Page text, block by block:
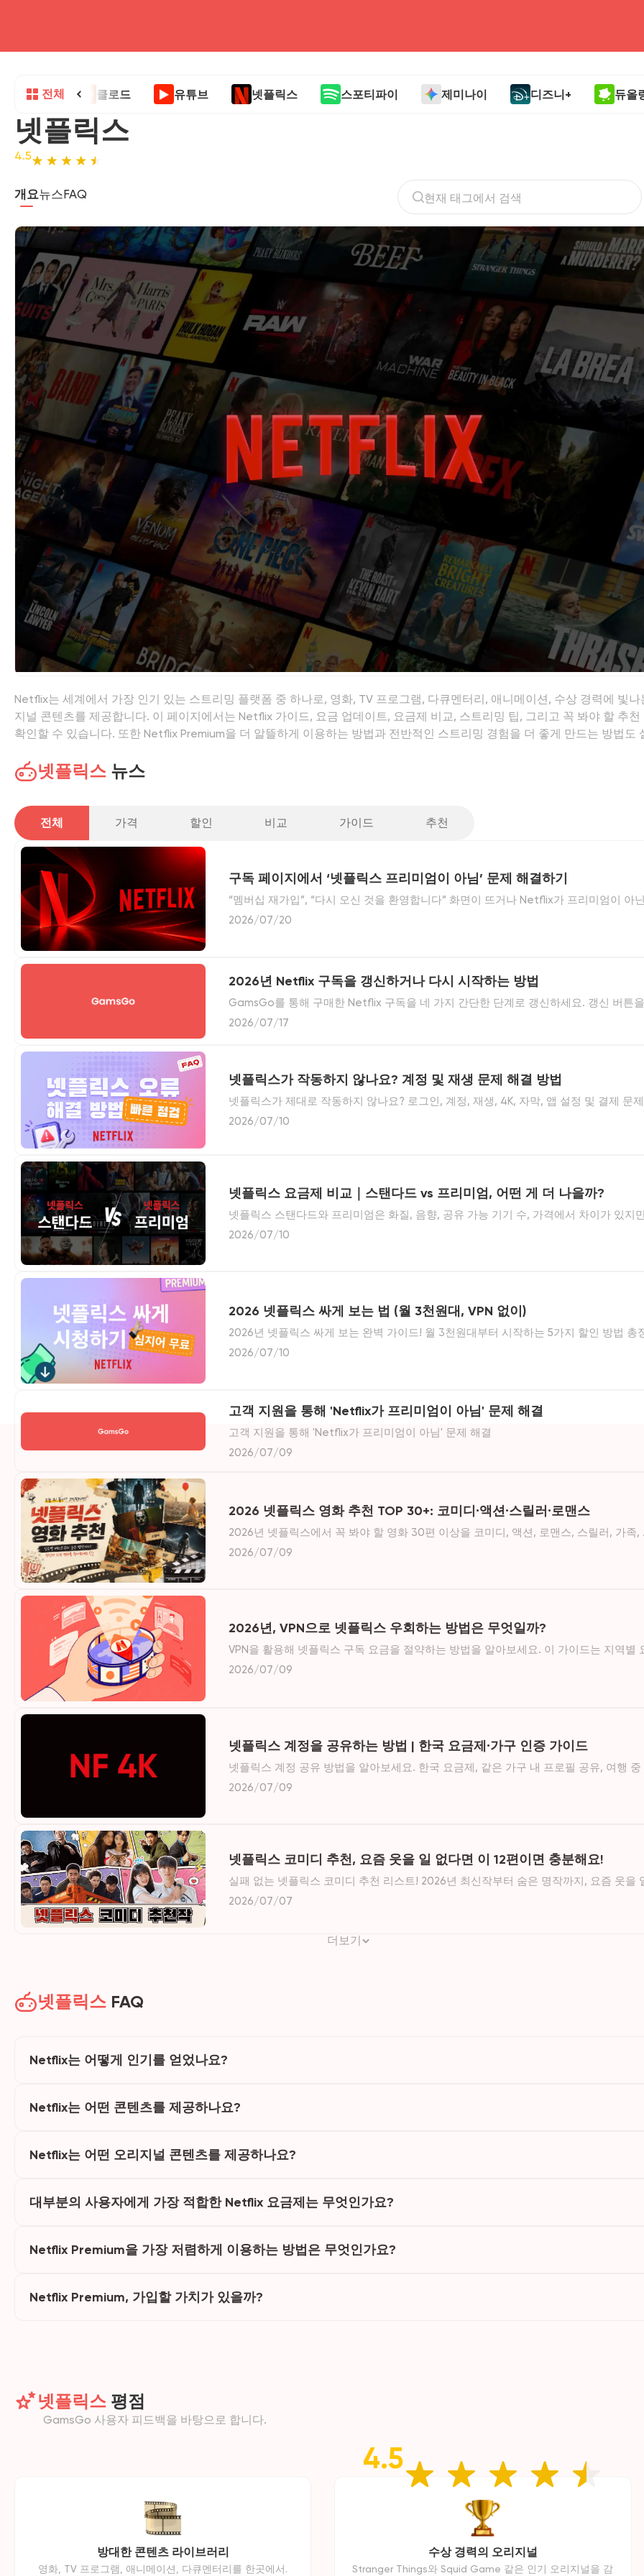
전체 클로드 유튜브 넷플릭스 스포티파이 제미나이 디즈니+ 듀올
넷플릭스
4.5
개요뉴스FAQ
Netflix는 세계에서 가장 인기 있는 스트리밍 플랫폼 중 하나로, 영화, TV 프로그램, 다큐멘터리, 애니메이션, 수상 경력에 빛나
지널 콘텐츠를 제공합니다. 이 페이지에서는 Netflix 가이드, 요금 업데이트, 요금제 비교, 스트리밍 팁, 그리고 꼭 봐야 할 추천
확인할 수 있습니다. 또한 Netflix Premium을 더 알뜰하게 이용하는 방법과 전반적인 스트리밍 경험을 더 좋게 만드는 방법도
넷플릭스 뉴스
전체 가격 할인 비교 가이드 추천
구독 페이지에서 ‘넷플릭스 프리미엄이 아님’ 문제 해결하기
“멤버십 재가입”, “다시 오신 것을 환영합니다” 화면이 뜨거나 Netflix가 프리미엄이 아닌
요? 이 가이드에 따라 구독 페이지에서 직접 “넷플릭스 프리미엄이 아님” 문제를 해결하
2026/07/20
2026년 Netflix 구독을 갱신하거나 다시 시작하는 방법
GamsGo를 통해 구매한 Netflix 구독을 네 가지 간단한 단계로 갱신하세요. 갱신 버튼을
찾는 방법, 이용 기간 선택, 결제 완료, 일반적인 갱신 문제 해결 방법을 알아보세요.
2026/07/17
넷플릭스가 작동하지 않나요? 계정 및 재생 문제 해결 방법
넷플릭스가 제대로 작동하지 않나요? 로그인, 계정, 재생, 4K, 자막, 앱 설정 및 결제 문제
결 방법을 확인해 보세요.
2026/07/10
넷플릭스 요금제 비교｜스탠다드 vs 프리미엄, 어떤 게 더 나을까?
넷플릭스 스탠다드와 프리미엄은 화질, 음향, 공유 가능 기기 수, 가격에서 차이가 있지
프리미엄을 더 저렴하게 이용하는 방법도 있어요. 전체 비교와 절약 팁을 확인해 보세요!
2026/07/10
2026 넷플릭스 싸게 보는 법 (월 3천원대, VPN 없이)
2026년 넷플릭스 싸게 보는 완벽 가이드! 월 3천원대부터 시작하는 5가지 할인 방법 총
리. GamsGo 공유구독부터 멤버십 혜택까지, 당신에게 딱 맞는 방법을 찾아보세요.
2026/07/10
고객 지원을 통해 'Netflix가 프리미엄이 아님' 문제 해결
고객 지원을 통해 'Netflix가 프리미엄이 아님' 문제 해결
2026/07/09
2026 넷플릭스 영화 추천 TOP 30+: 코미디·액션·스릴러·로맨스
2026년 넷플릭스에서 꼭 봐야 할 영화 30편 이상을 코미디, 액션, 로맨스, 스릴러, 가족,
국 영화까지 장르별로 정리했습니다. 신작 캘린더, 평점, 줄거리, 추천 대상까지 한눈에 확
인하세요.
2026/07/09
2026년, VPN으로 넷플릭스 우회하는 방법은 무엇일까?
VPN을 활용해 넷플릭스 구독 요금을 절약하는 방법을 알아보세요. 이 가이드는 지역별
금제를 우회해 스트리밍 비용을 줄이는 실용 팁을 소개합니다.
2026/07/09
넷플릭스 계정을 공유하는 방법 | 한국 요금제·가구 인증 가이드
넷플릭스 계정 공유 방법을 알아보세요. 한국 요금제, 같은 가구 내 프로필 공유, 여행 중
기 인증, 가구 외 이용 시 주의사항까지 한눈에 정리했습니다.
2026/07/09
넷플릭스 코미디 추천, 요즘 웃을 일 없다면 이 12편이면 충분해요!
실패 없는 넷플릭스 코미디 추천 리스트! 2026년 최신작부터 숨은 명작까지, 요즘 웃을
없는 당신을 위해 빵빵 터지는 12편을 엄선했습니다. 정주행 준비 필렉스!
2026/07/07
더보기
넷플릭스 FAQ
Netflix는 어떻게 인기를 얻었나요?
Netflix는 어떤 콘텐츠를 제공하나요?
Netflix는 어떤 오리지널 콘텐츠를 제공하나요?
대부분의 사용자에게 가장 적합한 Netflix 요금제는 무엇인가요?
Netflix Premium을 가장 저렴하게 이용하는 방법은 무엇인가요?
Netflix Premium, 가입할 가치가 있을까?
넷플릭스 평점
GamsGo 사용자 피드백을 바탕으로 합니다.
4.5
방대한 콘텐츠 라이브러리
영화, TV 프로그램, 애니메이션, 다큐멘터리를 한곳에서.
수상 경력의 오리지널
Stranger Things와 Squid Game 같은 인기 오리지널을 감